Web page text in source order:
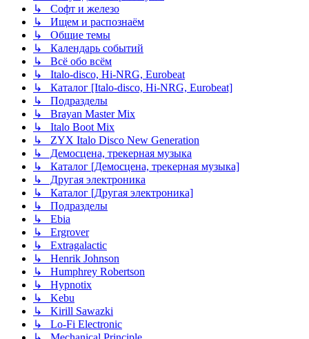
↳ Софт и железо
↳ Ищем и распознаём
↳ Общие темы
↳ Календарь событий
↳ Всё обо всём
↳ Italo-disco, Hi-NRG, Eurobeat
↳ Каталог [Italo-disco, Hi-NRG, Eurobeat]
↳ Подразделы
↳ Brayan Master Mix
↳ Italo Boot Mix
↳ ZYX Italo Disco New Generation
↳ Демосцена, трекерная музыка
↳ Каталог [Демосцена, трекерная музыка]
↳ Другая электроника
↳ Каталог [Другая электроника]
↳ Подразделы
↳ Ebia
↳ Ergrover
↳ Extragalactic
↳ Henrik Johnson
↳ Humphrey Robertson
↳ Hypnotix
↳ Kebu
↳ Kirill Sawazki
↳ Lo-Fi Electronic